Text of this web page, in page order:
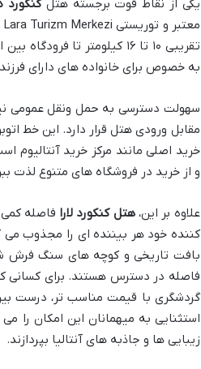
یکی از نقاط قوت برجسته هتلکنکورد
به خصوص برای خانواده های دارای
مقابل ورودی هتل قرار دارد. این خط
خرید اصلی مانند مرکز خرید آنتالیوم
و از خرید در فروشگاه های متنوع لذت
علاوه بر این،هتل کنکورد لارا فاصله کمی
کننده خود هر بیننده ای را مجذوب می
بافت تاریخی و کوچه های سنگ فرش
فاصله در دسترس هستند. برای کسانی
گردشگری با قیمت مناسب تر، درست
استثنایی به میهمانان این امکان
زیبایی ها و جاذبه های آنتالیا بپردازند.